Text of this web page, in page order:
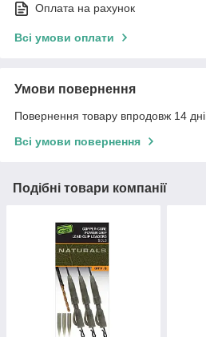
Оплата на рахунок
Всі умови оплати
Умови повернення
Повернення товару впродовж 14
Всі умови повернення
Подібні товари компанії